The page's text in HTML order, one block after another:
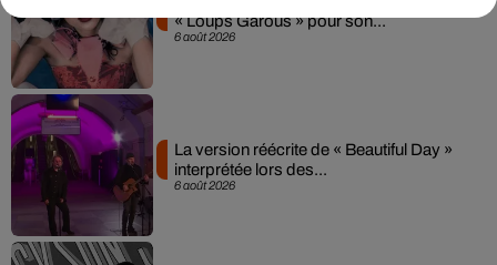
6 août 2026
« Loups Garous » pour son...
6 août 2026
La version réécrite de « Beautiful Day »
interprétée lors des...